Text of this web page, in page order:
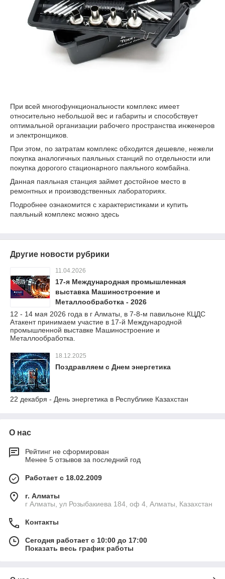
При всей многофункциональности комплекс имеет
относительно небольшой вес и габариты и способствует
оптимальной организации рабочего пространства инженеров
и электронщиков.
При этом, по затратам комплекс обходится дешевле, нежели
покупка аналогичных паяльных станций по отдельности или
покупка дорогого стационарного паяльного комбайна.
Данная паяльная станция займет достойное место в
ремонтных и производственных лабораториях.
Подробнее ознакомится с характеристиками и купить
паяльный комплекс можно здесь
Другие новости рубрики
11.04.2026
17-я Международная промышленная
выставка Машиностроение и
Металлообработка - 2026
12 - 14 мая 2026 года в г Алматы, в 7-8-м павильоне КЦДС
Атакент принимаем участие в 17-й Международной
промышленной выставке Машиностроение и
Металлообработка.
18.12.2025
Поздравляем с Днем энергетика
22 декабря - День энергетика в Республике Казахстан
О нас
Рейтинг не сформирован
Менее 5 отзывов за последний год
Работает с 18.02.2009
г. Алматы
г Алматы, ул Розыбакиева 184, оф 4, Алматы, Казахстан
Контакты
Сегодня работает с 10:00 до 17:00
Показать весь график работы